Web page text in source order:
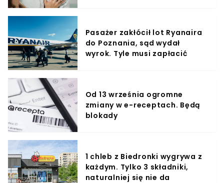
Pasażer zakłócił lot Ryanaira
do Poznania, sąd wydał
wyrok. Tyle musi zapłacić
Od 13 września ogromne
zmiany w e-receptach. Będą
blokady
1 chleb z Biedronki wygrywa z
każdym. Tylko 3 składniki,
naturalniej się nie da